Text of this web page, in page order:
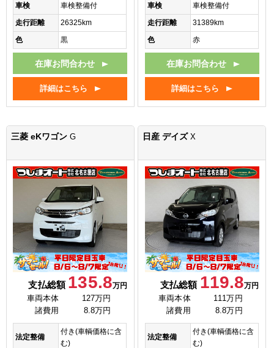
車検
車検整備付
走行距離
26325km
色
黒
在庫お問合わせ
詳細はこちら
車検
車検整備付
走行距離
31389km
色
赤
在庫お問合わせ
詳細はこちら
三菱 eKワゴン G
支払総額 135.8万円
車両本体
127万円
諸費用
8.8万円
法定整備
付き(車輌価格に含
む)
日産 デイズX
支払総額 119.8万円
車両本体
111万円
諸費用
8.8万円
法定整備
付き(車輌価格に含
む)